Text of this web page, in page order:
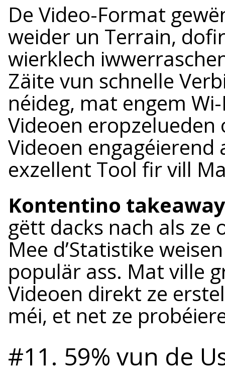
De Video-Format
weider un Terrain,
wierklech
Zäite vun schnelle
néideg, mat engem
Videoen eropzelueden
Videoen engagéierend
exzellent Tool fir vill
Kontentino
gëtt dacks nach als ze
Mee d’Statistike
populär ass. Mat ville
Videoen direkt ze
méi, et net ze
#11. 59% vun de